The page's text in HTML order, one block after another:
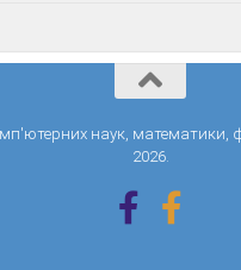
наук, математики,
2026.